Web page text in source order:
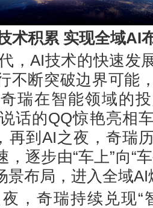
术积累 实现全域AI
AI技术的快速发
不断突破边界可能
瑞在智能领域的
话的QQ惊艳亮相
再到AI之夜，奇瑞
逐步由“车上”向“
景布局，进入全域AI
奇瑞持续兑现“